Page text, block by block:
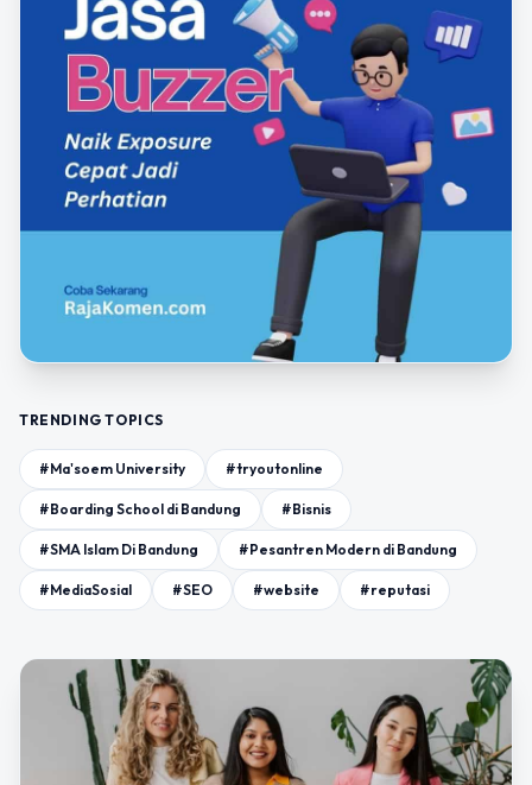
TRENDING TOPICS
#Ma'soem University #tryoutonline
#Boarding School di Bandung #Bisnis
#SMA Islam Di Bandung #Pesantren Modern di Bandung
#MediaSosial #SEO #website #reputasi